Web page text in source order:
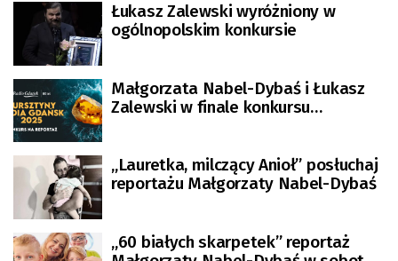
Łukasz Zalewski wyróżniony w
ogólnopolskim konkursie
Małgorzata Nabel-Dybaś i Łukasz
Zalewski w finale konkursu
„Lauretka, milczący Anioł” posłuchaj
reportażu Małgorzaty Nabel-Dybaś
„60 białych skarpetek” reportaż